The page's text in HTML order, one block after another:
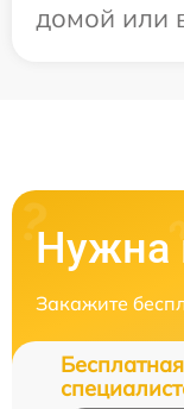
домой или
Нужна
Закажите